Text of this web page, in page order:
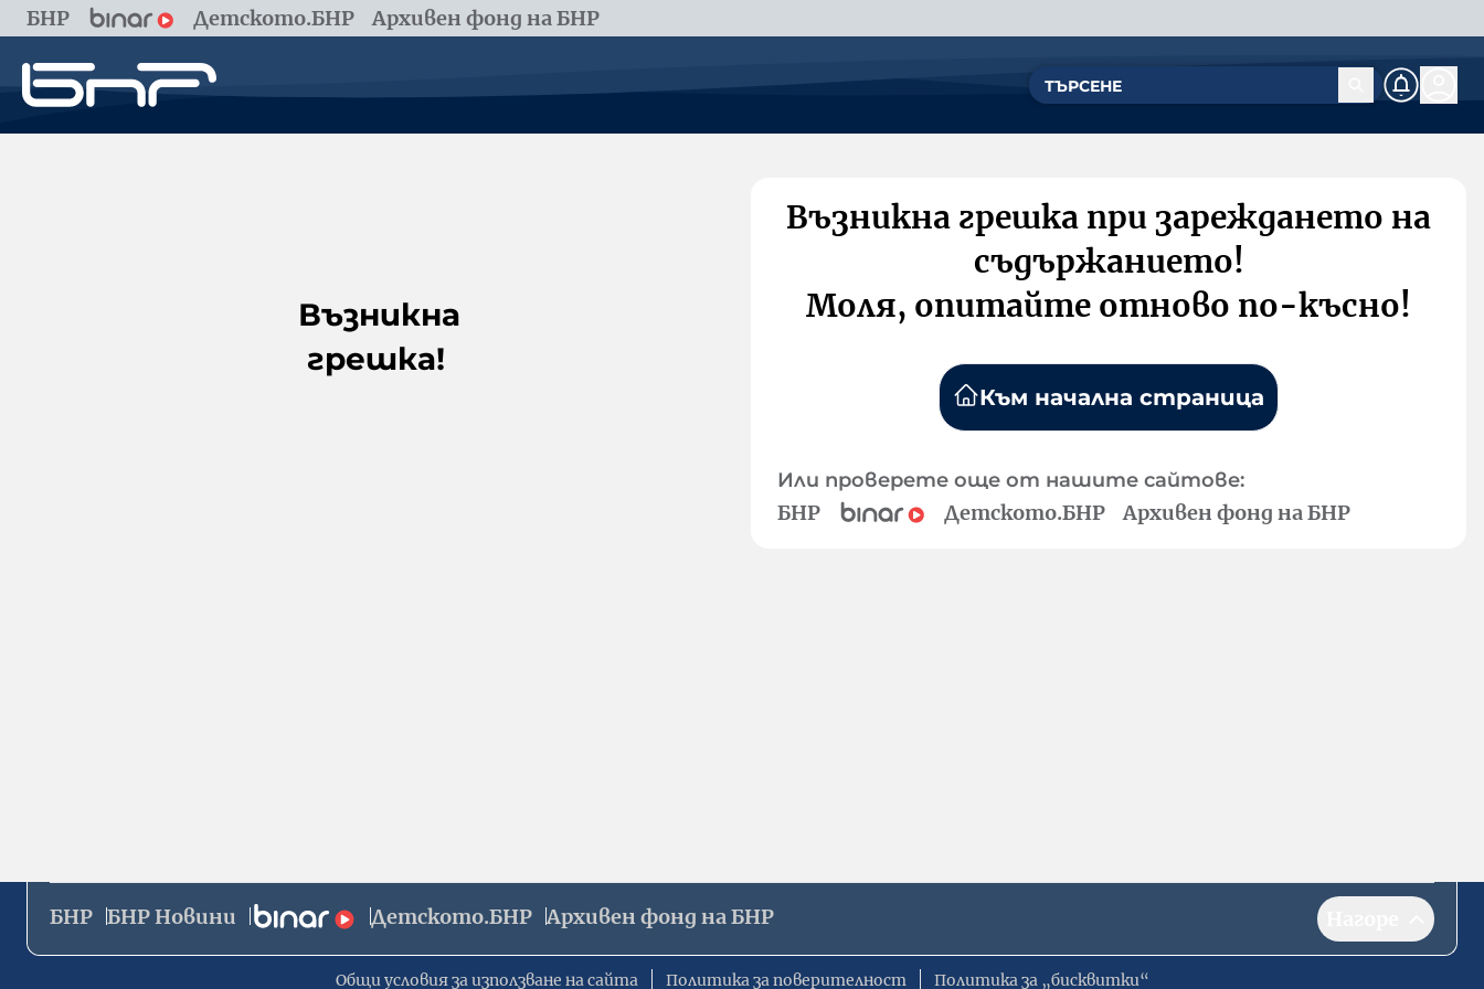
БНР Детското.БНР Архивен фонд на БНР
Възникна
грешка!
Възникна грешка при зареждането на
съдържанието!
Моля, опитайте отново по-късно!
Към начална страница
Или проверете още от нашите сайтове:
БНР Детското.БНР Архивен фонд на БНР
БНР БНР Новини Детското.БНР Архивен фонд на БНР
Общи условия за използване на сайта Политика за поверителност Политика за „бисквитки“